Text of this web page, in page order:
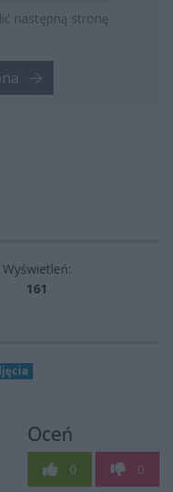
następną stronę
Wyświetleń:
161
Oceń
0 0